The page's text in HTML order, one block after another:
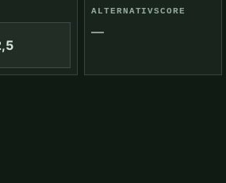
ALTERNATIVSCORE
—